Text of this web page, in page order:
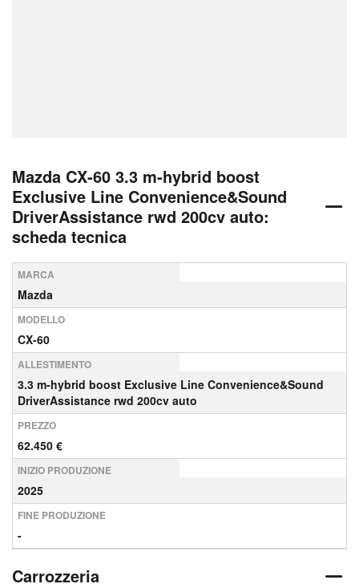
Mazda CX-60 3.3 m-hybrid boost
Exclusive Line Convenience&Sound
DriverAssistance rwd 200cv auto:
scheda tecnica
MARCA
Mazda
MODELLO
CX-60
ALLESTIMENTO
3.3 m-hybrid boost Exclusive Line Convenience&Sound
DriverAssistance rwd 200cv auto
PREZZO
62.450 €
INIZIO PRODUZIONE
2025
FINE PRODUZIONE
-
Carrozzeria